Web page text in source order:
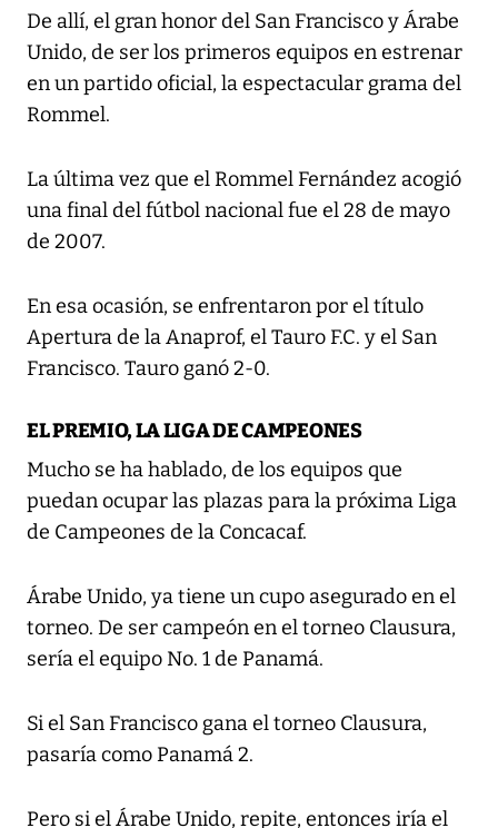
De allí, el gran honor del San Francisco y Árabe
Unido, de ser los primeros equipos en estrenar
en un partido oficial, la espectacular grama del
Rommel.
La última vez que el Rommel Fernández acogió
una final del fútbol nacional fue el 28 de mayo
de 2007.
En esa ocasión, se enfrentaron por el título
Apertura de la Anaprof, el Tauro F.C. y el San
Francisco. Tauro ganó 2-0.
EL PREMIO, LA LIGA DE CAMPEONES
Mucho se ha hablado, de los equipos que
puedan ocupar las plazas para la próxima Liga
de Campeones de la Concacaf.
Árabe Unido, ya tiene un cupo asegurado en el
torneo. De ser campeón en el torneo Clausura,
sería el equipo No. 1 de Panamá.
Si el San Francisco gana el torneo Clausura,
pasaría como Panamá 2.
Pero si el Árabe Unido, repite, entonces iría el